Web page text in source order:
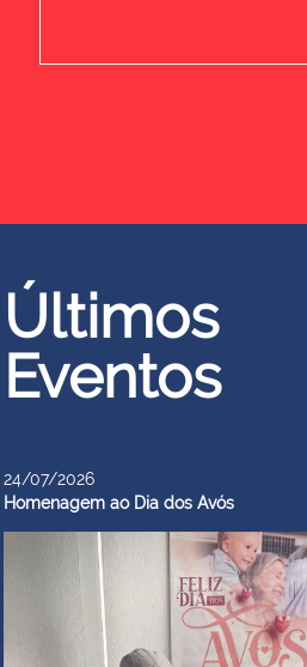
Últimos
Eventos
24/07/2026
Homenagem ao Dia dos Avós